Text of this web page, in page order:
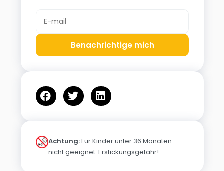
Benachrichtige mich
Achtung:Für Kinder unter 36 Monaten
nicht geeignet. Erstickungsgefahr!